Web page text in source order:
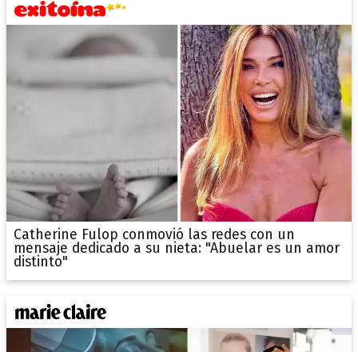
Catherine Fulop conmovió las redes con un
mensaje dedicado a su nieta: "Abuelar es un amor
distinto"